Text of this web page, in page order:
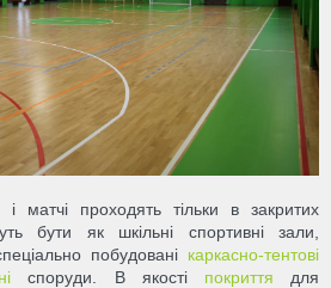
і матчі проходять тільки в закритих
бути як шкільні спортивні зали,
побудовані каркасно-тентові
споруди. В якості покриття для